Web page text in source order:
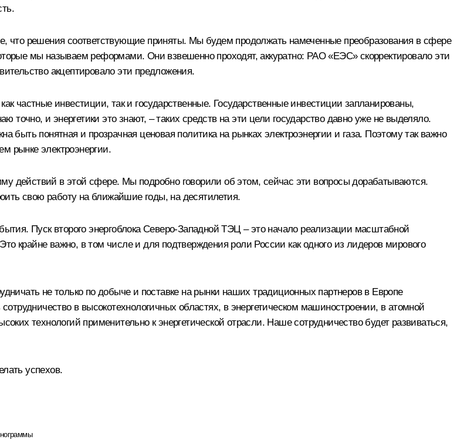
что решения соответствующие приняты. Мы будем продолжать намеченные преобразования в сфере
мы называем реформами. Они взвешенно проходят, аккуратно: РАО «ЕЭС» скорректировало эти
акцептировало эти предложения.
частные инвестиции, так и государственные. Государственные инвестиции запланированы,
и энергетики это знают, – таких средств на эти цели государство давно уже не выделяло.
быть понятная и прозрачная ценовая политика на рынках электроэнергии и газа. Поэтому так важно
рынке электроэнергии.
действий в этой сфере. Мы подробно говорили об этом, сейчас эти вопросы дорабатываются.
свою работу на ближайшие годы, на десятилетия.
Пуск второго энергоблока Северо-Западной ТЭЦ – это начало реализации масштабной
крайне важно, в том числе и для подтверждения роли России как одного из лидеров мирового
не только по добыче и поставке на рынки наших традиционных партнеров в Европе
в высокотехнологичных областях, в энергетическом машиностроении, в атомной
технологий применительно к энергетической отрасли. Наше сотрудничество будет развиваться,
успехов.